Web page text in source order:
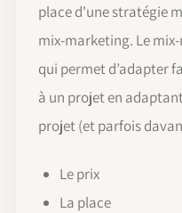
place d'une stratégie
mix-marketing. Le
qui permet d’adapter
à un projet en
projet (et parfois
Le prix
La place